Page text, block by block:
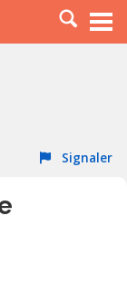
Signaler